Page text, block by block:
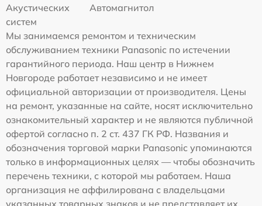
Акустических
систем
Автомагнитол
Мы занимаемся ремонтом и техническим
обслуживанием техники Panasonic по истечении
гарантийного периода. Наш центр в Нижнем
Новгороде работает независимо и не имеет
официальной авторизации от производителя. Цены
на ремонт, указанные на сайте, носят исключительно
ознакомительный характер и не являются публичной
офертой согласно п. 2 ст. 437 ГК РФ. Названия и
обозначения торговой марки Panasonic упоминаются
только в информационных целях — чтобы обозначить
перечень техники, с которой мы работаем. Наша
организация не аффилирована с владельцами
указанных товарных знаков и не представляет их